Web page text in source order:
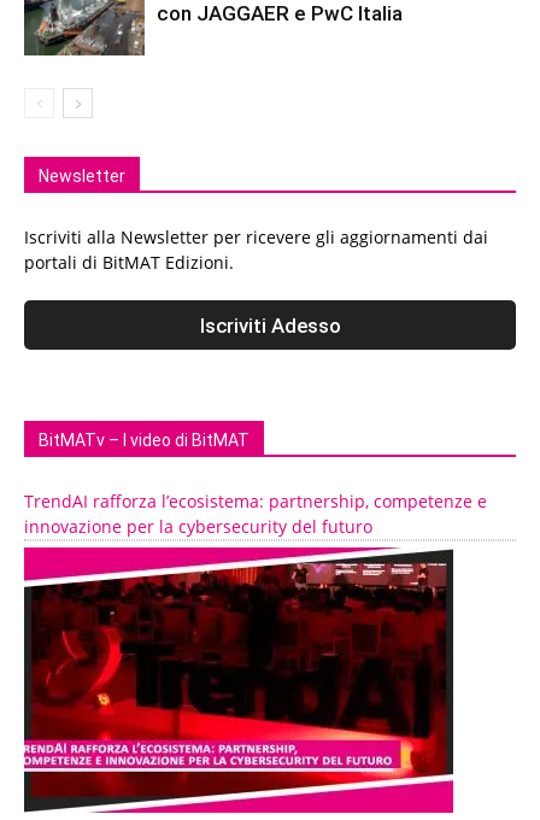
con JAGGAER e PwC Italia
Newsletter
Iscriviti alla Newsletter per ricevere gli aggiornamenti dai
portali di BitMAT Edizioni.
BitMATv – I video di BitMAT
TrendAI rafforza l’ecosistema: partnership, competenze e
innovazione per la cybersecurity del futuro